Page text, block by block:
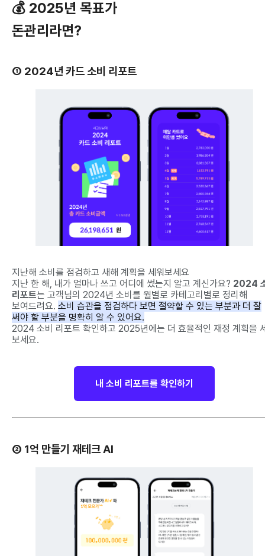
💰 2025년 목표가
돈관리라면?
① 2024년 카드 소비 리포트
지난해 소비를 점검하고 새해 계획을 세워보세요
지난 한 해, 내가 얼마나 쓰고 어디에 썼는지 알고 계신가요? 2024
리포트는 고객님의 2024년 소비를 월별로 카테고리별로 정리해
보여드려요. 소비 습관을 점검하다 보면 절약할 수 있는 부분과 더 잘
써야 할 부분을 명확히 알 수 있어요.
2024 소비 리포트 확인하고 2025년에는 더 효율적인 재정 계획을
보세요.
내 소비 리포트를 확인하기
② 1억 만들기 재테크 AI